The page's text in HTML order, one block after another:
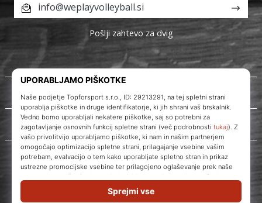
O nas
Storitve za stranke
info@weplayvolleyball.si
Pošlji zahtevo za dvig